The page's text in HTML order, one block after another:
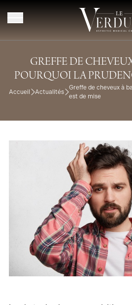
GREFFE DE
POURQUOI LA
Accueil Actualités
Greffe de cheveux à
est de mise